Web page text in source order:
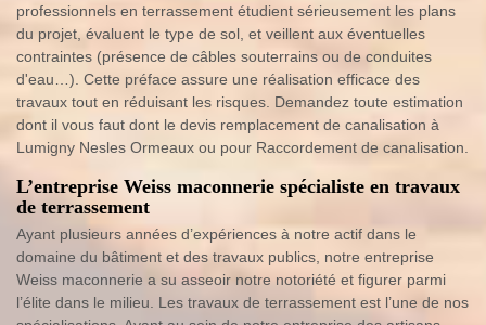
professionnels en terrassement étudient sérieusement les plans
du projet, évaluent le type de sol, et veillent aux éventuelles
contraintes (présence de câbles souterrains ou de conduites
d'eau…). Cette préface assure une réalisation efficace des
travaux tout en réduisant les risques. Demandez toute estimation
dont il vous faut dont le devis remplacement de canalisation à
Lumigny Nesles Ormeaux ou pour Raccordement de canalisation.
L’entreprise Weiss maconnerie spécialiste en travaux
de terrassement
Ayant plusieurs années d’expériences à notre actif dans le
domaine du bâtiment et des travaux publics, notre entreprise
Weiss maconnerie a su asseoir notre notoriété et figurer parmi
l’élite dans le milieu. Les travaux de terrassement est l’une de nos